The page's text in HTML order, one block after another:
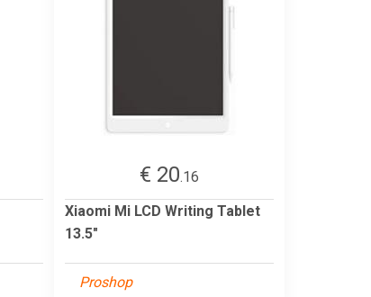
€ 20.16
Xiaomi Mi LCD Writing Tablet
13.5"
Proshop